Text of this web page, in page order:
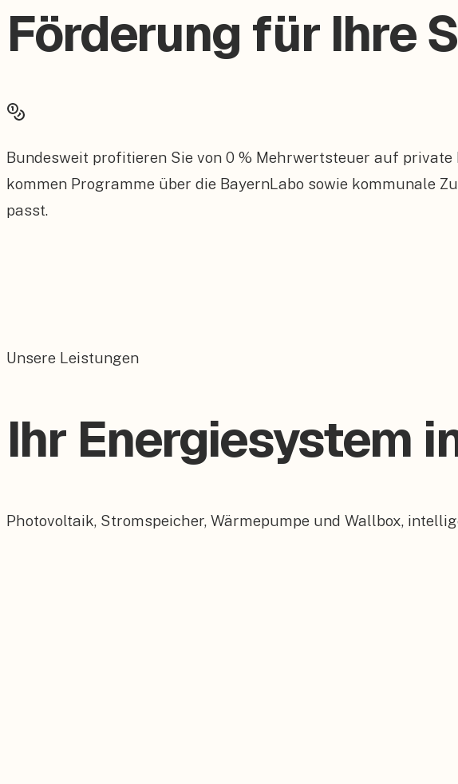
Förderung für Ihre
Bundesweit profitieren Sie von 0 % Mehrwertsteuer auf
kommen Programme über die BayernLabo sowie kommunale
passt.
Unsere Leistungen
Ihr Energiesystem
Photovoltaik, Stromspeicher, Wärmepumpe und Wallbox,